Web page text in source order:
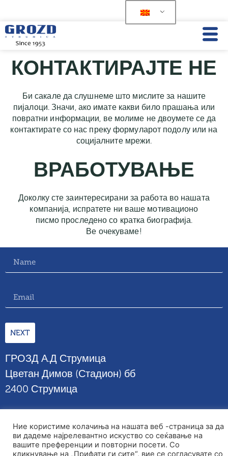
КОНТАКТИРАЈТЕ НЕ
Би сакале да слушнеме што мислите за нашите
пијалоци. Значи, ако имате какви било прашања или
повратни информации, ве молиме не двоумете се да
контактирате со нас преку формуларот подолу или на
социјалните мрежи.
ВРАБОТУВАЊЕ
Доколку сте заинтересирани за работа во нашата
компанија, испратете ни ваше мотивационо
писмо проследено со кратка биографија.
Ве очекуваме!
NEXT
ГРОЗД А.Д Струмица
Цветан Димов (Стадион) бб
2400 Струмица
© 2026 Copyright GROZD
Ние користиме колачиња на нашата веб -страница за да
ви дадеме најрелевантно искуство со сеќавање на
вашите преференции и повторни посети. Со
кликнување на „Прифати ги сите“, вие се согласувате со